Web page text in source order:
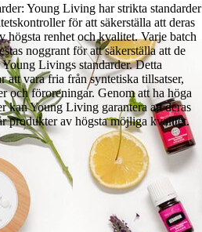
Young Living har strikta standarder
för att säkerställa att deras
högsta renhet och kvalitet. Varje batch
noggrant för att säkerställa att de
Livings standarder. Detta
att vara fria från syntetiska tillsatser,
och föroreningar. Genom att ha höga
kan Young Living garantera att deras
produkter av högsta möjliga kvalitet.